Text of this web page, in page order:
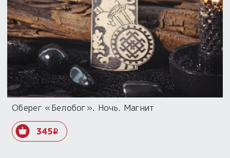
Оберег «Белобог». Ночь. Магнит
345i